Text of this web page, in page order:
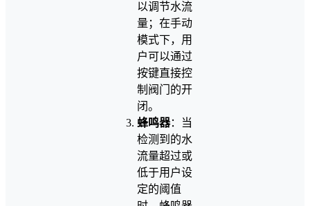
以调节水流
量；在手动
模式下，用
户可以通过
按键直接控
制阀门的开
闭。
蜂鸣器：当
检测到的水
流量超过或
低于用户设
定的阈值